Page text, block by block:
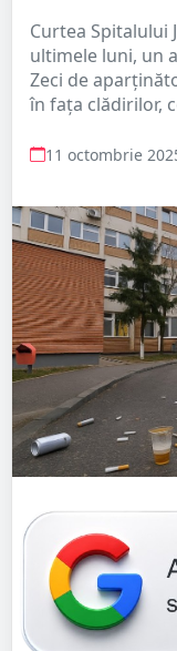
Curtea Spitalului
ultimele luni, un
Zeci de
în fața clădirilor,
11 octombrie